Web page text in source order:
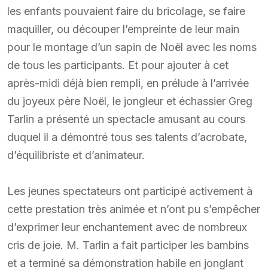
les enfants pouvaient faire du bricolage, se faire
maquiller, ou découper l’empreinte de leur main
pour le montage d’un sapin de Noël avec les noms
de tous les participants. Et pour ajouter à cet
après-midi déjà bien rempli, en prélude à l’arrivée
du joyeux père Noël, le jongleur et échassier Greg
Tarlin a présenté un spectacle amusant au cours
duquel il a démontré tous ses talents d’acrobate,
d’équilibriste et d’animateur.
Les jeunes spectateurs ont participé activement à
cette prestation très animée et n’ont pu s’empêcher
d’exprimer leur enchantement avec de nombreux
cris de joie. M. Tarlin a fait participer les bambins
et a terminé sa démonstration habile en jonglant